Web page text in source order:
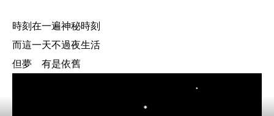
時刻在一遍神秘時刻
而這一天不過夜生活
但夢 有是依舊